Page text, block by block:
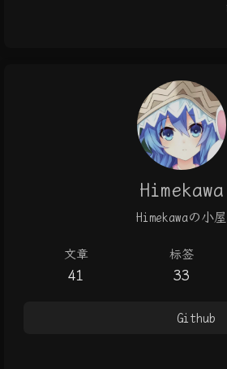
Himekawa
Himekawaの小屋
文章
41
标签
33
Github